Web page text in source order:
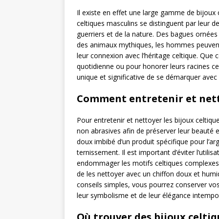
Il existe en effet une large gamme de
celtiques masculins se distinguent par leur
guerriers et de la nature. Des bagues
des animaux mythiques, les hommes
leur connexion avec l’héritage celtique.
quotidienne ou pour honorer leurs racines
unique et significative de se démarquer avec
Comment entretenir et
Pour entretenir et nettoyer les bijoux
non abrasives afin de préserver leur beauté
doux imbibé d’un produit spécifique pour
ternissement. Il est important d’éviter
endommager les motifs celtiques
de les nettoyer avec un chiffon doux et
conseils simples, vous pourrez conserver
leur symbolisme et de leur élégance